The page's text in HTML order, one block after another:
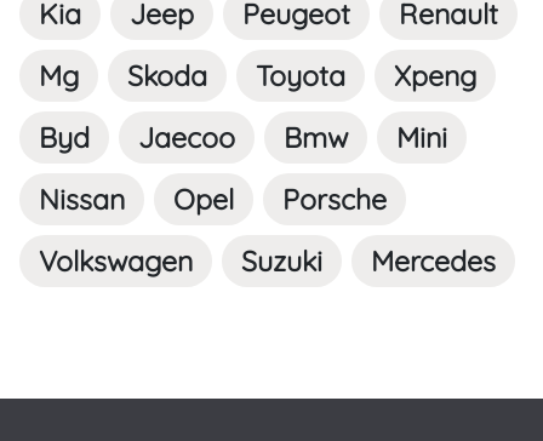
Kia
Jeep Peugeot
Renault
Mg
Skoda Toyota
Xpeng
Byd
Jaecoo Bmw
Mini
Nissan
Opel
Porsche
Volkswagen
Suzuki Mercedes